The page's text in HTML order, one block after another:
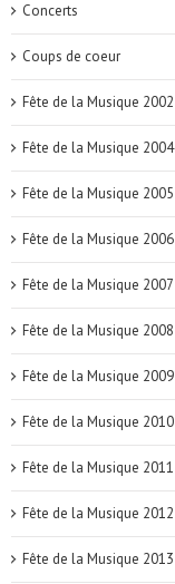
Concerts
Coups de coeur
Fête de la Musique 2002
Fête de la Musique 2004
Fête de la Musique 2005
Fête de la Musique 2006
Fête de la Musique 2007
Fête de la Musique 2008
Fête de la Musique 2009
Fête de la Musique 2010
Fête de la Musique 2011
Fête de la Musique 2012
Fête de la Musique 2013